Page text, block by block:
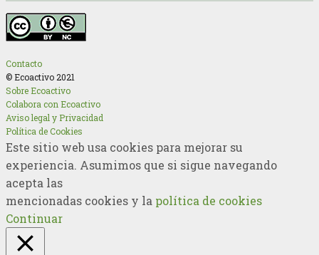
Contacto
© Ecoactivo 2021
Sobre Ecoactivo
Colabora con Ecoactivo
Aviso legal y Privacidad
Política de Cookies
Este sitio web usa cookies para mejorar su
experiencia. Asumimos que si sigue navegando
acepta las
mencionadas cookies y la política de cookies
Continuar